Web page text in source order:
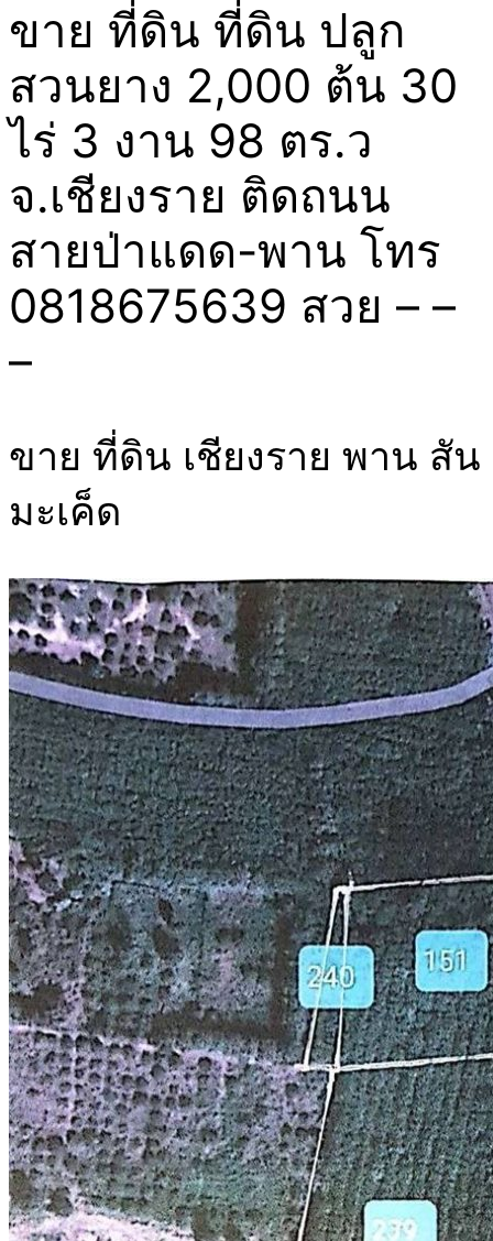
ขาย ที่ดิน ที่ดิน ปลูก
สวนยาง 2,000 ต้น 30
ไร่ 3 งาน 98 ตร.ว
จ.เชียงราย ติดถนน
สายป่าแดด-พาน โทร
0818675639 สวย – –
–
ขาย ที่ดิน เชียงราย พาน สัน
มะเค็ด